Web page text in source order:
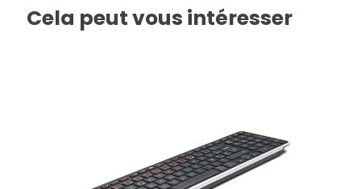
Cela peut vous intéresser